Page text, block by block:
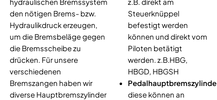
den nötigen Brems- bzw.
Hydraulikdruck erzeugen,
um die Bremsbeläge gegen
die Bremsscheibe zu
drücken. Für unsere
verschiedenen
Bremszangen haben wir
diverse Hauptbremszylinder
Steuerknüppel
befestigt werden
können und direkt vom
Piloten betätigt
werden. z.B.HBG,
HBGD, HBGSH
diese können an